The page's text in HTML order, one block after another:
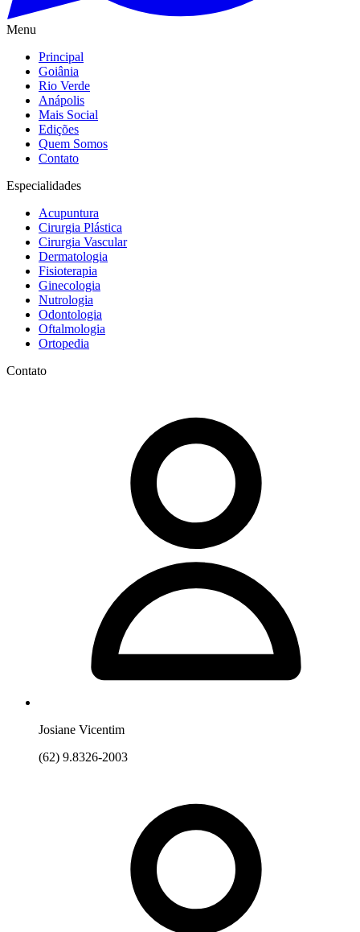
Menu
Principal
Goiânia
Rio Verde
Anápolis
Mais Social
Edições
Quem Somos
Contato
Especialidades
Acupuntura
Cirurgia Plástica
Cirurgia Vascular
Dermatologia
Fisioterapia
Ginecologia
Nutrologia
Odontologia
Oftalmologia
Ortopedia
Contato
Josiane Vicentim
(62) 9.8326-2003